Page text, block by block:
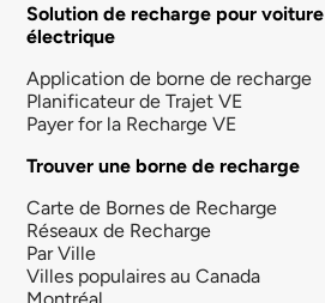
Solution de recharge pour voiture
électrique
Application de borne de recharge
Planificateur de Trajet VE
Payer for la Recharge VE
Trouver une borne de recharge
Carte de Bornes de Recharge
Réseaux de Recharge
Par Ville
Villes populaires au Canada